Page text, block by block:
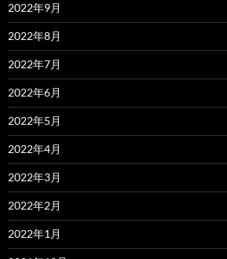
2022年9月
2022年8月
2022年7月
2022年6月
2022年5月
2022年4月
2022年3月
2022年2月
2022年1月